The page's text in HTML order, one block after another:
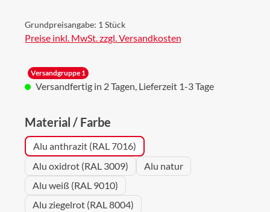
Grundpreisangabe: 1 Stück
Preise inkl. MwSt. zzgl. Versandkosten
Versandgruppe 1
Versandfertig in 2 Tagen, Lieferzeit 1-3 Tage
Material / Farbe
Alu anthrazit (RAL 7016)
Alu oxidrot (RAL 3009)
Alu natur
Alu weiß (RAL 9010)
Alu ziegelrot (RAL 8004)